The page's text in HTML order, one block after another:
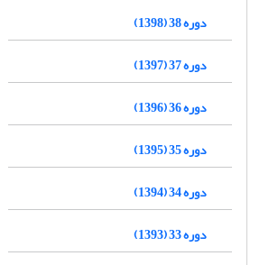
دوره 38 (1398)
دوره 37 (1397)
دوره 36 (1396)
دوره 35 (1395)
دوره 34 (1394)
دوره 33 (1393)